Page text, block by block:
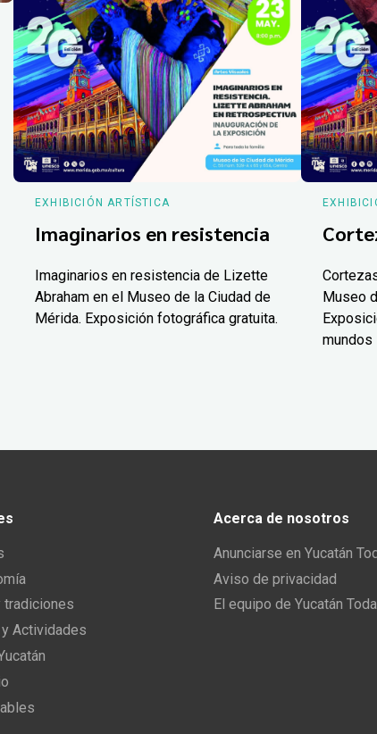
EXHIBICIÓN ARTÍSTICA
Imaginarios en resistencia
Imaginarios en resistencia de Lizette
Abraham en el Museo de la Ciudad de
Mérida. Exposición fotográfica gratuita.
Museo
mundos
tradiciones
Actividades
Acerca de nosotros
Anunciarse en Yucatán
Aviso de privacidad
El equipo de Yucatán